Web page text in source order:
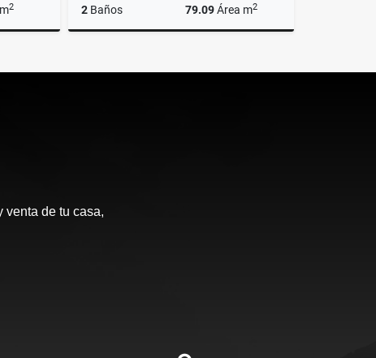
2
2 Baños 79.09Área m2
$550.000.000
venta de tu casa,